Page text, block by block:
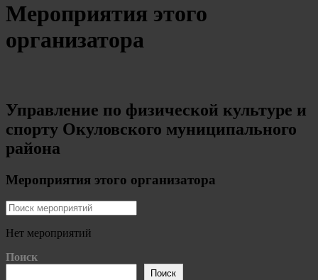
Мероприятия этого
организатора
Управление по физической культуре и
спорту Окуловского муниципального
района
Мероприятия этого организатора
Нет мероприятий
Поиск
Поиск